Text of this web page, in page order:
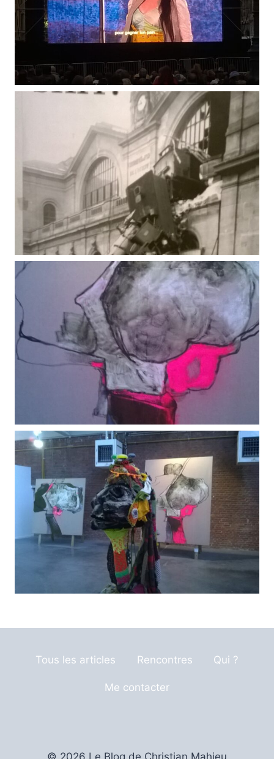
Tous les articles Rencontres Qui ?
Me contacter